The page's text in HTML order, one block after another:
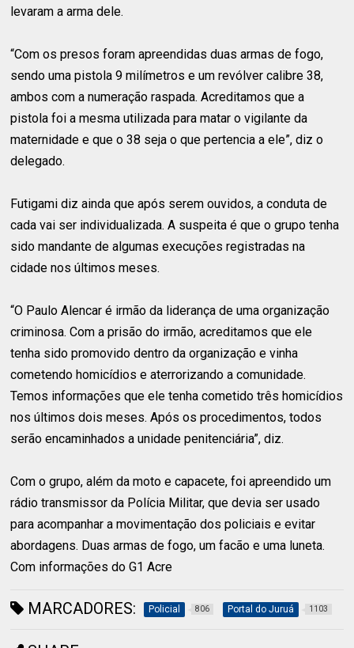
levaram a arma dele.
“Com os presos foram apreendidas duas armas de fogo,
sendo uma pistola 9 milímetros e um revólver calibre 38,
ambos com a numeração raspada. Acreditamos que a
pistola foi a mesma utilizada para matar o vigilante da
maternidade e que o 38 seja o que pertencia a ele”, diz o
delegado.
Futigami diz ainda que após serem ouvidos, a conduta de
cada vai ser individualizada. A suspeita é que o grupo tenha
sido mandante de algumas execuções registradas na
cidade nos últimos meses.
“O Paulo Alencar é irmão da liderança de uma organização
criminosa. Com a prisão do irmão, acreditamos que ele
tenha sido promovido dentro da organização e vinha
cometendo homicídios e aterrorizando a comunidade.
Temos informações que ele tenha cometido três homicídios
nos últimos dois meses. Após os procedimentos, todos
serão encaminhados a unidade penitenciária”, diz.
Com o grupo, além da moto e capacete, foi apreendido um
rádio transmissor da Polícia Militar, que devia ser usado
para acompanhar a movimentação dos policiais e evitar
abordagens. Duas armas de fogo, um facão e uma luneta.
Com informações do G1 Acre
MARCADORES: Policial 806 Portal do Juruá 1103